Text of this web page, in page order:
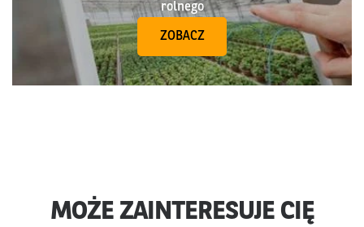
rolnego
ZOBACZ
MOŻE ZAINTERESUJE CIĘ